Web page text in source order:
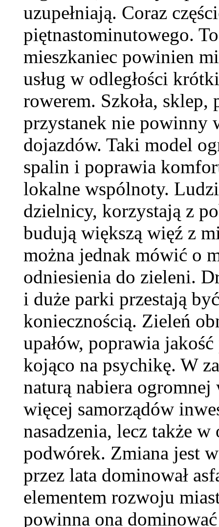
uzupełniają. Coraz
piętnastominutowego.
mieszkaniec powinien
usług w odległości
rowerem. Szkoła,
przystanek nie powinny
dojazdów. Taki model
spalin i poprawia
lokalne wspólnoty.
dzielnicy, korzystają z
budują większą więź z
można jednak mówić o
odniesienia do zieleni.
i duże parki przestają
koniecznością. Zieleń
upałów, poprawia
kojąco na psychikę. W
naturą nabiera ogromnej
więcej samorządów
nasadzenia, lecz także
podwórek. Zmiana jest
przez lata dominował
elementem rozwoju
powinna ona